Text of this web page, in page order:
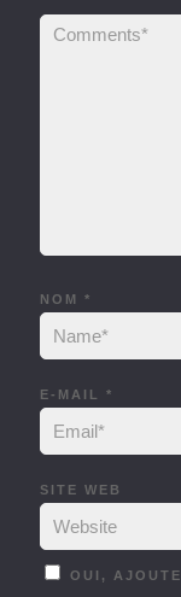
NOM *
E-MAIL *
SITE WEB
OUI,